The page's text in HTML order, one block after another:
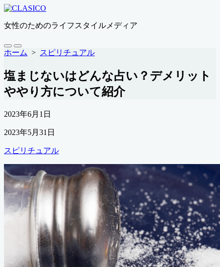
コ
テ
ツ
ス
キ
ッ
女性のためのライフスタイルメディア
検
索
り
替
え
メ
ニ
ー
ホーム > スピリチュアル
塩まじないはどんな占い？デメリット
ややり方について紹介
公
日
2023年6月1日
最
更
新
日
2023年5月31日
カ
ゴ
リ
ー
スピリチュアル